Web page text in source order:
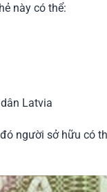
này có thể:
Latvia
người sở hữu có